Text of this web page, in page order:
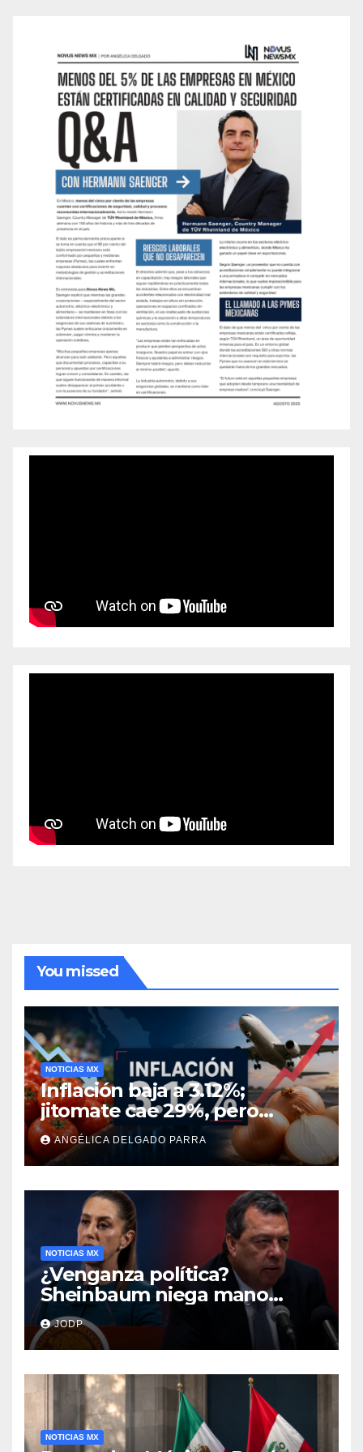
You missed
NOTICIAS MX
Inflación baja a 3.12%;
jitomate cae 29%, pero
cebolla y vuelos se
encarecen
ANGÉLICA DELGADO PARRA
NOTICIAS MX
¿Venganza política?
Sheinbaum niega mano
negra en captura de Ángel
Aguirre
JODP
NOTICIAS MX